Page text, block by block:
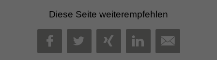
Diese Seite weiterempfehlen
FACEBOOK
TWITTER
XINGLINKEDIN
MAIL